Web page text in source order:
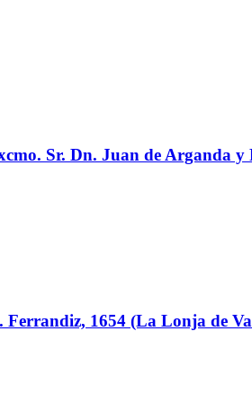
Sr. Dn. Juan de Arganda y
Ferrandiz, 1654 (La Lonja de